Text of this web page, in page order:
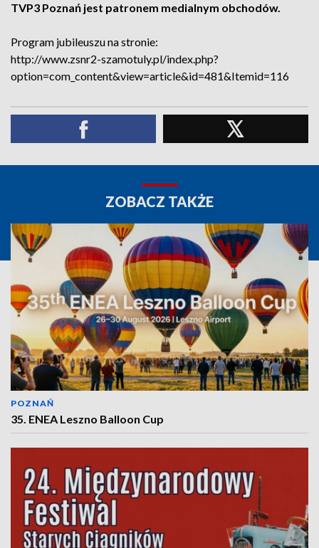
TVP3 Poznań jest patronem medialnym obchodów.
Program jubileuszu na stronie:
http://www.zsnr2-szamotuly.pl/index.php?
option=com_content&view=article&id=481&Itemid=116
ZOBACZ TAKŻE
POZNAŃ
35. ENEA Leszno Balloon Cup